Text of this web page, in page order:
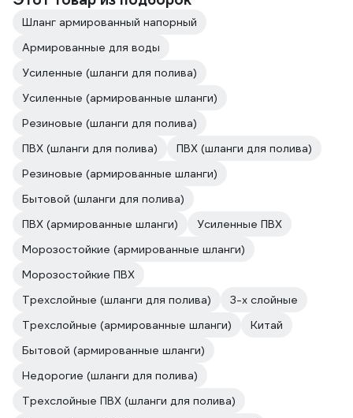
Шланг армированный напорный
Армированные для воды
Усиленные (шланги для полива)
Усиленные (армированные шланги)
Резиновые (шланги для полива)
ПВХ (шланги для полива)
ПВХ (шланги для полива)
Резиновые (армированные шланги)
Бытовой (шланги для полива)
ПВХ (армированные шланги)
Усиленные ПВХ
Морозостойкие (армированные шланги)
Морозостойкие ПВХ
Трехслойные (шланги для полива)
3-х слойные
Трехслойные (армированные шланги)
Китай
Бытовой (армированные шланги)
Недорогие (шланги для полива)
Трехслойные ПВХ (шланги для полива)